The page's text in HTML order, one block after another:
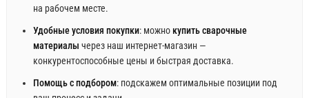
на рабочем месте.
Удобные условия покупки: можно купить сварочные
материалы через наш интернет-магазин —
конкурентоспособные цены и быстрая доставка.
Помощь с подбором: подскажем оптимальные позиции под